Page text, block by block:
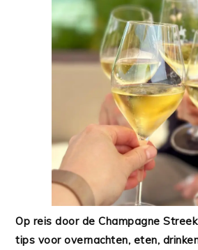
Op reis door de Champagne
tips voor overnachten, eten,